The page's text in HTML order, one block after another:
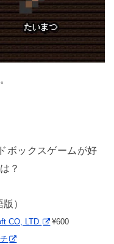
ボックスゲームが好
？
）
CO, LTD.
¥600